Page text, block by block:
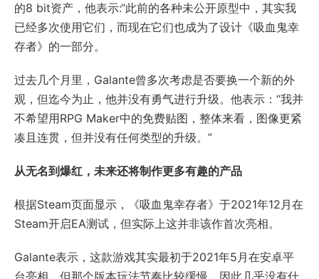
的8 bit资产，他表示:“此前的各种未公开原型中，其实我
已经多次使用它们，而现在它们也成为了设计《吸血鬼幸
存者》的一部分。
过去几个月里，Galante曾多次考虑是否要换一个新的外
观，但迄今为止，他并没有勇气进行升级。他表示：“我并
不希望用RPG Maker中的免费贴图，整体来看，图像更紧
凑且连贯，但并没有任何类型的升级。”
从无名到爆红，未来还将制作更多有趣的产品
根据Steam页面显示，《吸血鬼幸存者》于2021年12月在
Steam开启EA测试，但实际上这并非该作首次亮相。
Galante表示，这款游戏其实最初于2021年5月在安卓平